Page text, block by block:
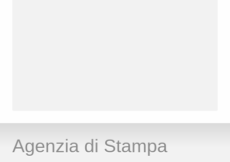
Agenzia di Stampa